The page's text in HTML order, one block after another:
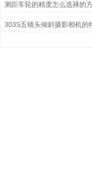
测距车轮的精度怎么选择的